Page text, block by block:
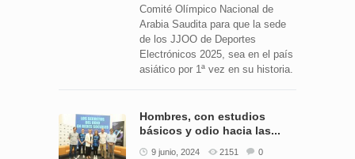
Comité Olímpico Nacional de
Arabia Saudita para que la sede
de los JJOO de Deportes
Electrónicos 2025, sea en el país
asiático por 1ª vez en su historia.
Hombres, con estudios
básicos y odio hacia las...
9 junio, 2024 2151 0